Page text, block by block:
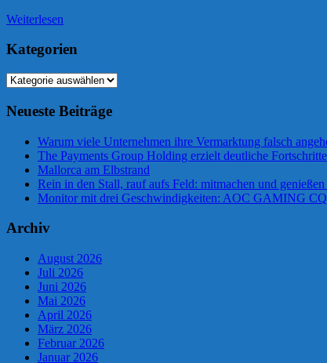
Weiterlesen
Kategorien
Kategorien
Neueste Beiträge
Warum viele Unternehmen ihre Vermarktung falsch
The Payments Group Holding erzielt deutliche
Mallorca am Elbstrand
Rein in den Stall, rauf aufs Feld: mitmachen und
Monitor mit drei Geschwindigkeiten: AOC GAMING
Archiv
August 2026
Juli 2026
Juni 2026
Mai 2026
April 2026
März 2026
Februar 2026
Januar 2026